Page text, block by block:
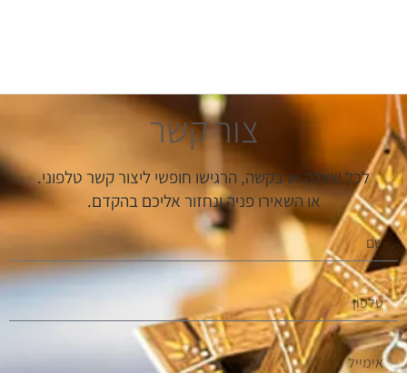
צור קשר
לכל שאלה או בקשה, הרגישו חופשי ליצור קשר טלפוני.
או השאירו פניה ונחזור אליכם בהקדם.